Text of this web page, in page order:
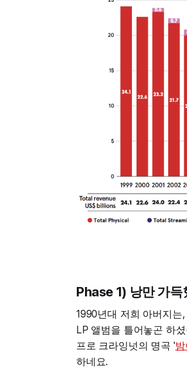
Phase 1) 낭만 가
1990년대 저희 아버지
LP 앨범을 틀어놓곤 하
프로 크라잉넛의 명곡 '밤
하네요.